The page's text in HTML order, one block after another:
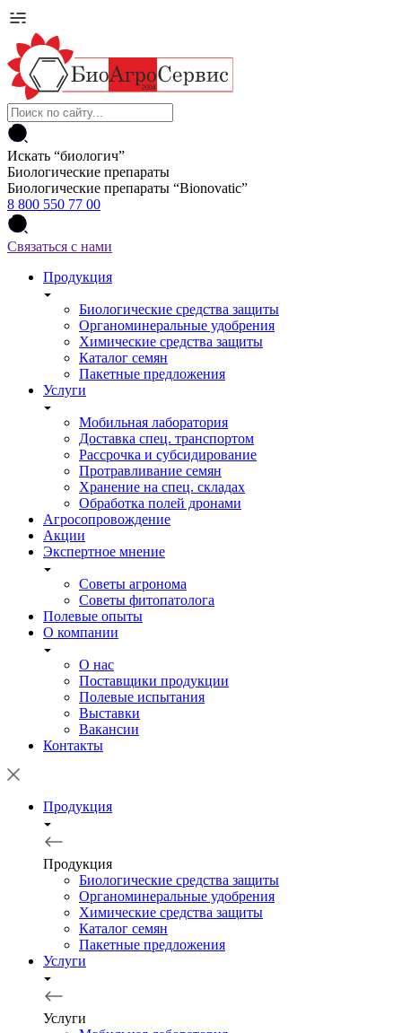
Искать “биологич”
Биологические препараты
Биологические препараты “Bionovatic”
8 800 550 77 00
Связаться с нами
Продукция
Биологические средства защиты
Органоминеральные удобрения
Химические средства защиты
Каталог семян
Пакетные предложения
Услуги
Мобильная лаборатория
Доставка спец. транспортом
Рассрочка и субсидирование
Протравливание семян
Хранение на спец. складах
Обработка полей дронами
Агросопровождение
Акции
Экспертное мнение
Советы агронома
Советы фитопатолога
Полевые опыты
О компании
О нас
Поставщики продукции
Полевые испытания
Выставки
Вакансии
Контакты
Продукция
Продукция
Биологические средства защиты
Органоминеральные удобрения
Химические средства защиты
Каталог семян
Пакетные предложения
Услуги
Услуги